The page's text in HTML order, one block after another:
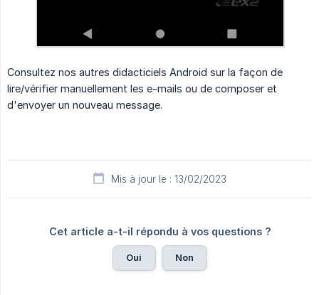
Consultez nos autres didacticiels Android sur la façon de
lire/vérifier manuellement les e-mails ou de composer et
d'envoyer un nouveau message.
Mis à jour le : 13/02/2023
Cet article a-t-il répondu à vos questions ?
Oui Non